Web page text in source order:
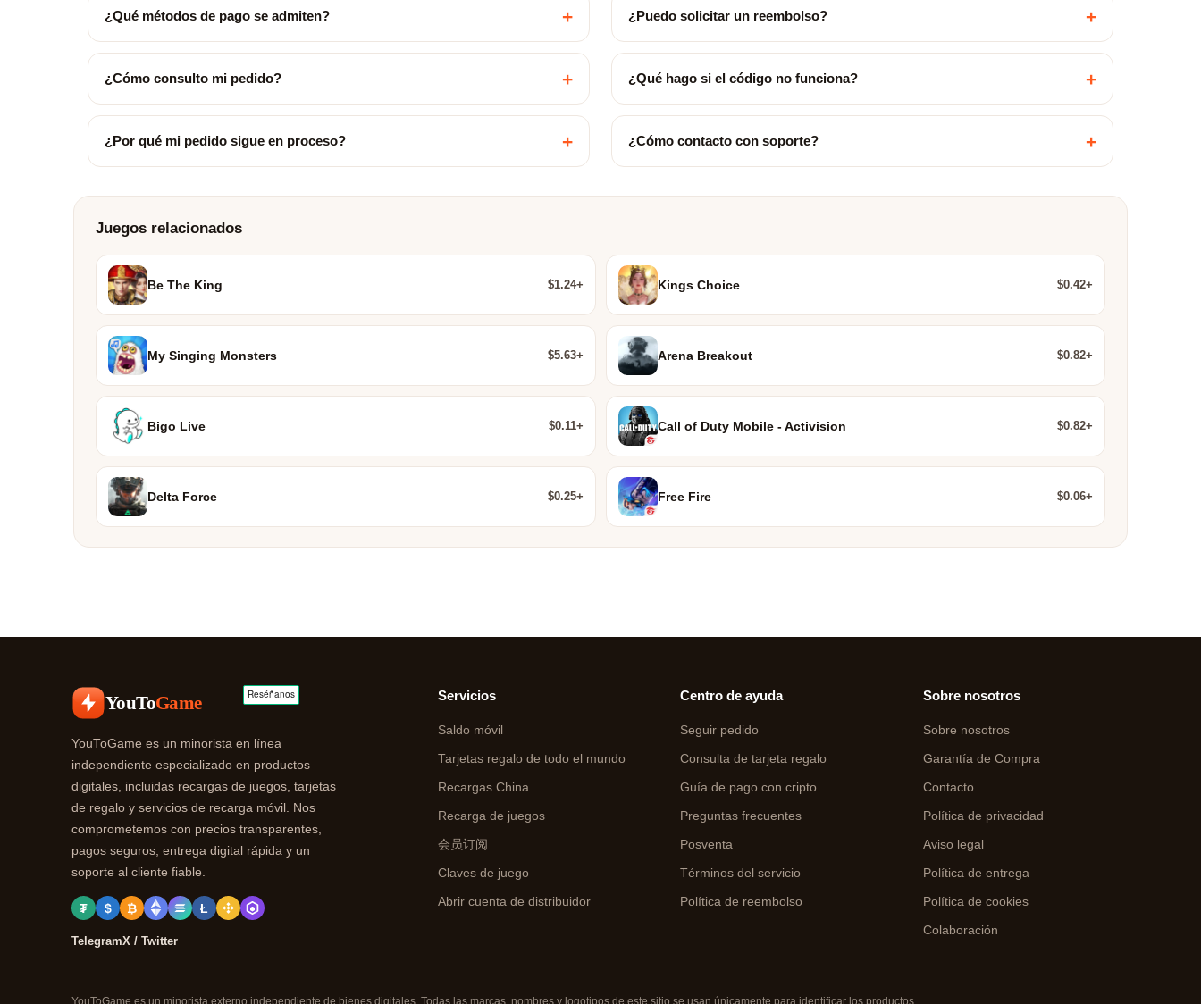
¿Qué métodos de pago se admiten? + ¿Puedo solicitar un reembolso? +
¿Cómo consulto mi pedido? + ¿Qué hago si el código no funciona? +
¿Por qué mi pedido sigue en proceso? + ¿Cómo contacto con soporte? +
Juegos relacionados
Be The King $1.24+ Kings Choice $0.42+
My Singing Monsters $5.63+ Arena Breakout $0.82+
Bigo Live $0.11+ Call of Duty Mobile - Activision $0.82+
Delta Force $0.25+ Free Fire $0.06+
YouToGame
YouToGame es un minorista en línea
independiente especializado en productos
digitales, incluidas recargas de juegos, tarjetas
de regalo y servicios de recarga móvil. Nos
comprometemos con precios transparentes,
pagos seguros, entrega digital rápida y un
soporte al cliente fiable.
₮ $ ₿ Ł
TelegramX / Twitter
Servicios
Saldo móvil
Tarjetas regalo de todo el mundo
Recargas China
Recarga de juegos
会员订阅
Claves de juego
Abrir cuenta de distribuidor
Centro de ayuda
Seguir pedido
Consulta de tarjeta regalo
Guía de pago con cripto
Preguntas frecuentes
Posventa
Términos del servicio
Política de reembolso
Sobre nosotros
Sobre nosotros
Garantía de Compra
Contacto
Política de privacidad
Aviso legal
Política de entrega
Política de cookies
Colaboración
YouToGame es un minorista externo independiente de bienes digitales. Todas las marcas, nombres y logotipos de este sitio se usan únicamente para identificar los productos